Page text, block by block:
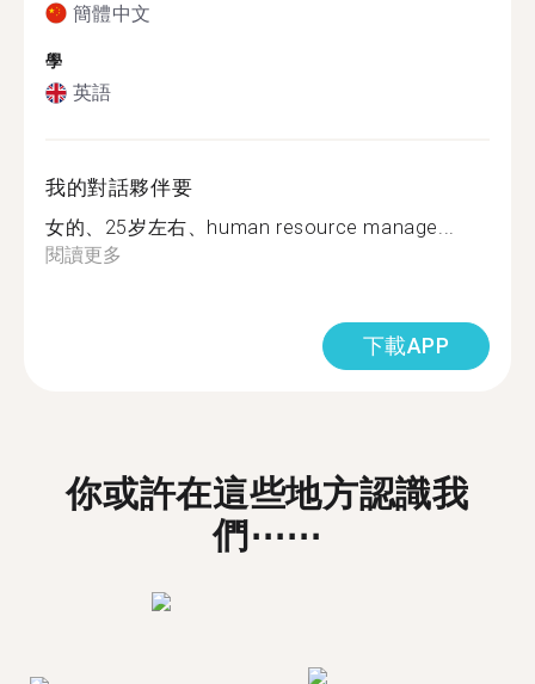
簡體中文
學
英語
我的對話夥伴要
女的、25岁左右、human resource manage...
閱讀更多
下載APP
你或許在這些地方認識我
們⋯⋯